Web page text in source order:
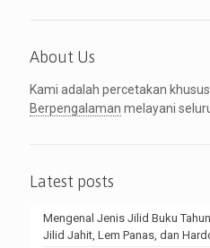
About Us
Kami adalah percetakan
Berpengalaman melayani
Latest posts
Mengenal Jenis Jilid Buku
Jilid Jahit, Lem Panas, dan